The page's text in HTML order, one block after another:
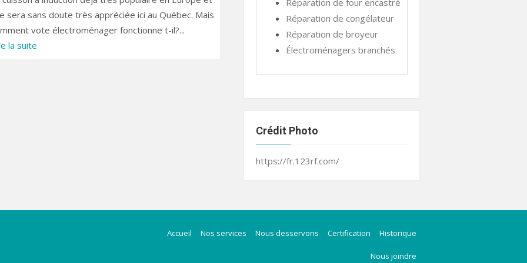
sera sans doute très appréciée ici au Québec. Mais
vote électroménager fonctionne t-il?...
la suite
Réparation de four encastré
Réparation de congélateur
Réparation de broyeur
Électroménagers branchés
Crédit Photo
https://fr.123rf.com/
Accueil Nos services Nous desservons Certification Historique
Nous joindre